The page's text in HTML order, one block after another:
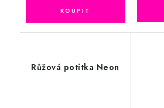
Růžová potítka Neon